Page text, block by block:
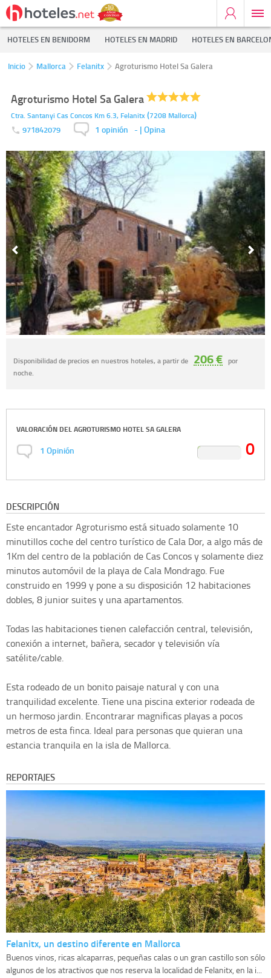
HOTELES EN BENIDORM HOTELES EN MADRID HOTELES EN
Inicio Mallorca Felanitx Agroturismo Hotel Sa Galera
Agroturismo Hotel Sa Galera
Ctra. Santanyi Cas Concos Km 6.3, Felanitx (7208 Mallorca)
971842079 1 opinión - | Opina
Disponibilidad de precios en nuestros hoteles, a partir de 206 € por
noche.
VALORACIÓN DELAGROTURISMO HOTEL SA GALERA
1 Opinión 0
DESCRIPCIÓN
Este encantador Agroturismo está situado solamente 10
minutillos coche del centro turístico de Cala Dor, a algo más de
1Km del centro de la población de Cas Concos y solamente diez
minutos automóvil de la playa de Cala Mondrago. Fue
construido en 1999 y pone a su disposición 12 habitaciones
dobles, 8 junior suites y una apartamentos.
Todas las habitaciones tienen calefacción central, televisión,
conexión a internet, bañera, secador y televisión vía
satélite/cable.
Esta rodeado de un bonito paisaje natural y con una
tranquilidad excelente. Tiene una piscina exterior rodeada de
un hermoso jardin. Encontrarar magnificas playas a pocos
metros de esta finca. Ideal para personas que quieran una
estancia tranquila en la isla de Mallorca.
REPORTAJES
Felanitx, un destino diferente en Mallorca
Buenos vinos, ricas alcaparras, pequeñas calas o un gran castillo son sólo
algunos de los atractivos que nos reserva la localidad de Felanitx, en la i...